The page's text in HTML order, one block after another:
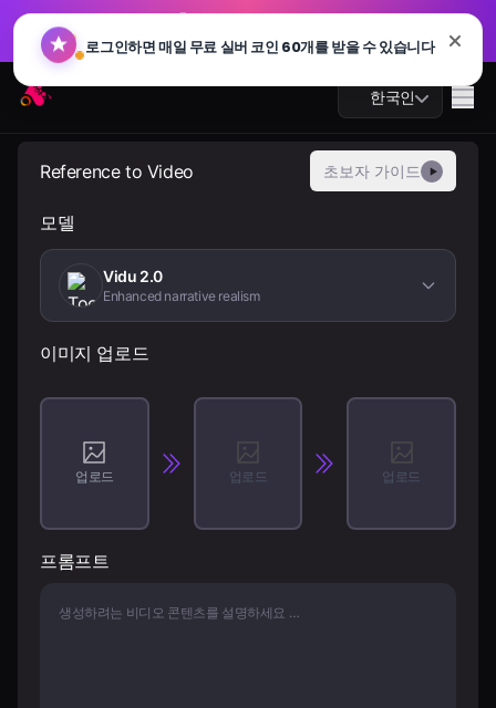
🔥 GPT 이미지 2.0 출시: 더 빠르고, 더 스마트하며, 4K 지원. 지
금 사용해보세요
Arting AI 한국인
AI 챗
AI 학습
AI 이미지
AI 비디오
AI 도구
🔥GPT 이미지 2.0 출시: 더 빠르고, 더 스마트하며, 4K 지원. 지
Reference to Video 초보자 가이드 ▶
모델
Vidu 2.0
Enhanced narrative realism
이미지 업로드
업로드 업로드 업로드
프롬프트